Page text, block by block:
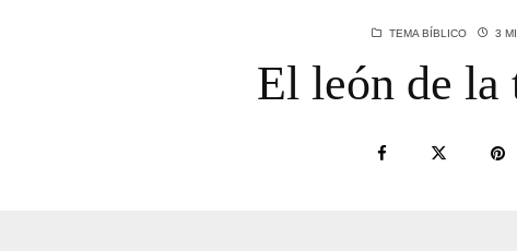
TEMA BÍBLICO 3
El león de la